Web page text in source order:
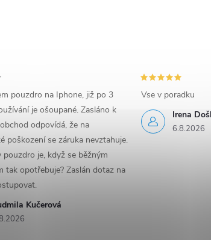
Kučerová
pouzdro na Iphone, již po 3
je ošoupané. Zasláno k
odpovídá, že na
poškození se záruka nevztahuje.
pouzdro je, když se běžným
tak opotřebuje? Zaslán dotaz na
Irena
6.8.2026
Vse v poradku